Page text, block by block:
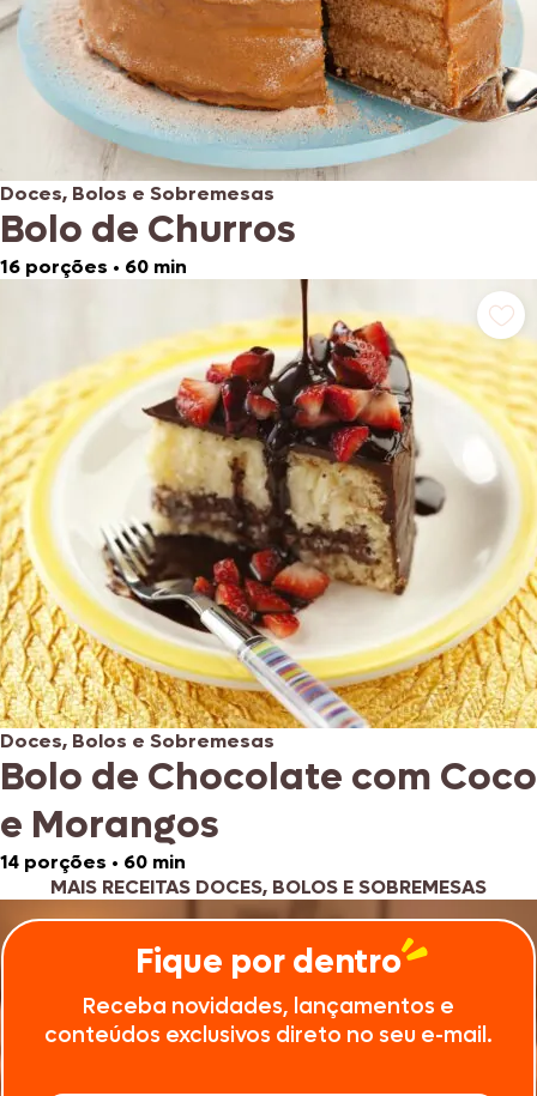
Doces, Bolos e Sobremesas
Bolo de Churros
16 porções • 60 min
Doces, Bolos e Sobremesas
Bolo de Chocolate com Coco
e Morangos
14 porções • 60 min
MAIS RECEITAS DOCES, BOLOS E SOBREMESAS
Fique por dentro
Receba novidades, lançamentos e
conteúdos exclusivos direto no seu e-mail.